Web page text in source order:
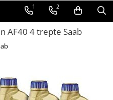
1 2
AF40 4 trepte Saab